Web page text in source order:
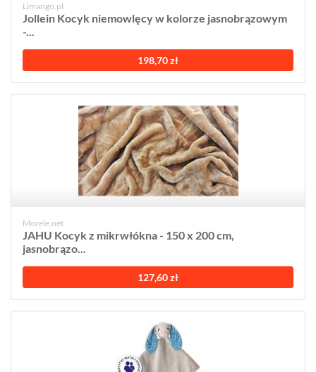
Limango.pl
Jollein Kocyk niemowlęcy w kolorze jasnobrązowym
-...
198,70 zł
Morele.net
JAHU Kocyk z mikrwłókna - 150 x 200 cm,
jasnobrązo...
127,60 zł